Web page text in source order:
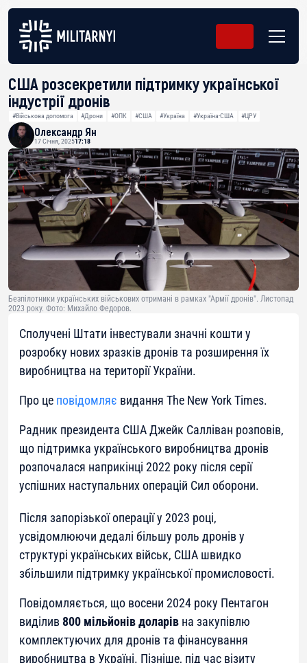
США розсекретили підтримку української
індустрії дронів
#Військова допомога #Дрони #ОПК #США #Україна #Україна-США #ЦРУ
Олександр Ян
17 Січня, 202517:18
Безпілотники українських військових отримані в рамках "Армії дронів". Листопад
2023 року. Фото: Михайло Федоров.
Сполучені Штати інвестували значні кошти у
розробку нових зразків дронів та розширення їх
виробництва на території України.
Про це повідомляє видання The New York Times.
Радник президента США Джейк Салліван розповів,
що підтримка українського виробництва дронів
розпочалася наприкінці 2022 року після серії
успішних наступальних операцій Сил оборони.
Після запорізької операції у 2023 році,
усвідомлюючи дедалі більшу роль дронів у
структурі українських військ, США швидко
збільшили підтримку української промисловості.
Повідомляється, що восени 2024 року Пентагон
виділив 800 мільйонів доларів на закупівлю
комплектуючих для дронів та фінансування
виробництва в Україні. Пізніше, під час візиту